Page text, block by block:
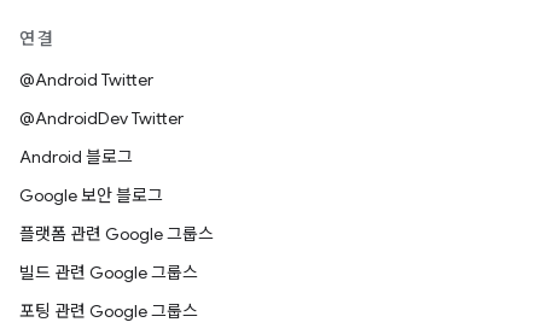
연결
@Android Twitter
@AndroidDev Twitter
Android 블로그
Google 보안 블로그
플랫폼 관련 Google 그룹스
빌드 관련 Google 그룹스
포팅 관련 Google 그룹스